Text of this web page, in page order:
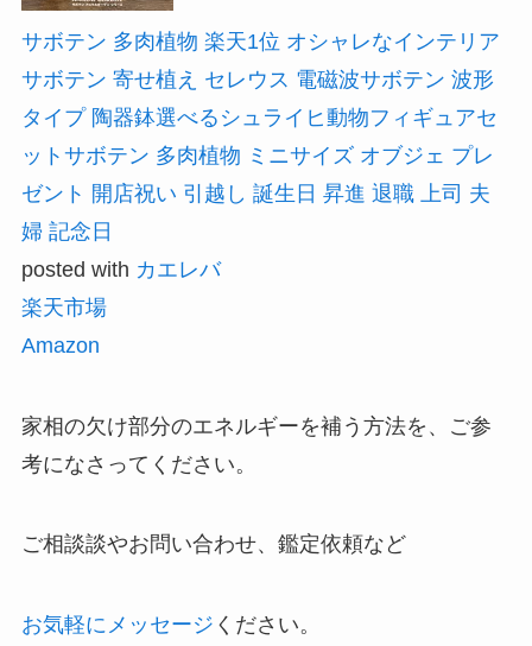
サボテン 多肉植物 楽天1位 オシャレなインテリア
サボテン 寄せ植え セレウス 電磁波サボテン 波形
タイプ 陶器鉢選べるシュライヒ動物フィギュアセ
ットサボテン 多肉植物 ミニサイズ オブジェ プレ
ゼント 開店祝い 引越し 誕生日 昇進 退職 上司 夫
婦 記念日
posted with カエレバ
楽天市場
Amazon
家相の欠け部分のエネルギーを補う方法を、ご参
考になさってください。
ご相談談やお問い合わせ、鑑定依頼など
お気軽にメッセージ ください。